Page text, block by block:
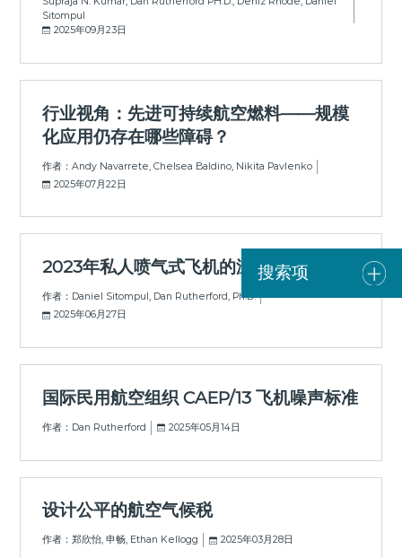
搜索项
Sitompul
2025年09月23日
行业视角：先进可持续航空燃料——规模
化应用仍存在哪些障碍？
作者：Andy Navarrete, Chelsea Baldino, Nikita Pavlenko
2025年07月22日
2023年私人喷气式飞机的温室气体排放
作者：Daniel Sitompul, Dan Rutherford, Ph.D.
2025年06月27日
国际民用航空组织 CAEP/13 飞机噪声标准
作者：Dan Rutherford 2025年05月14日
设计公平的航空气候税
作者：郑欣怡, 申畅, Ethan Kellogg 2025年03月28日